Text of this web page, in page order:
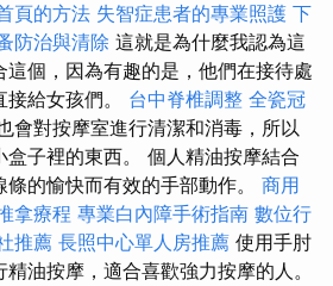
頁的方法 失智症患者的專業照護 下
防治與清除 這就是為什麼我認為這
個，因為有趣的是，他們在接待處
給女孩們。 台中脊椎調整 全瓷冠
會對按摩室進行清潔和消毒，所以
子裡的東西。 個人精油按摩結合
的愉快而有效的手部動作。 商用
拿療程 專業白內障手術指南 數位行
推薦 長照中心單人房推薦 使用手肘
油按摩，適合喜歡強力按摩的人。